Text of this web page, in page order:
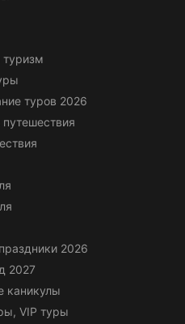
туров 2026
2026
2027
каникулы
VIP туры